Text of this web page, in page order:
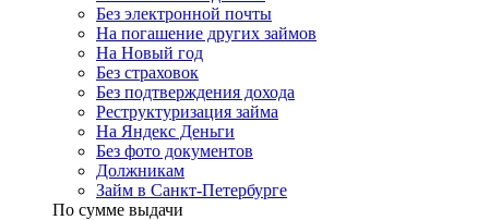
Без электронной почты
На погашение других займов
На Новый год
Без страховок
Без подтверждения дохода
Реструктуризация займа
На Яндекс Деньги
Без фото документов
Должникам
Займ в Санкт-Петербурге
По сумме выдачи